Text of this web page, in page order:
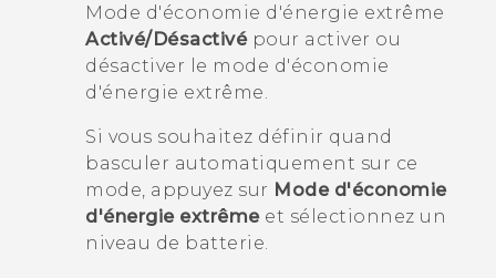
Mode d'économie d'énergie extrême
Activé/Désactivépour activer ou
désactiver le mode d'économie
d'énergie extrême.
Si vous souhaitez définir quand
basculer automatiquement sur ​​ce
mode, appuyez sur Mode d'économie
d'énergie extrêmeet sélectionnez un
niveau de batterie.